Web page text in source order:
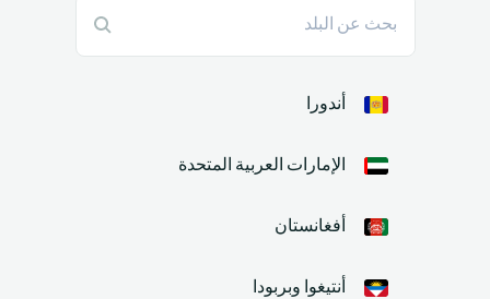
أندورا
الإمارات العربية المتحدة
أفغانستان
أنتيغوا وبربودا